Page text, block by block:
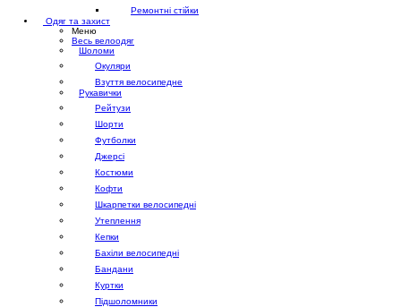
Ремонтні стійки
Одяг та захист
Меню
Весь велоодяг
Шоломи
Окуляри
Взуття велосипедне
Рукавички
Рейтузи
Шорти
Футболки
Джерсі
Костюми
Кофти
Шкарпетки велосипедні
Утеплення
Кепки
Бахіли велосипедні
Бандани
Куртки
Підшоломники